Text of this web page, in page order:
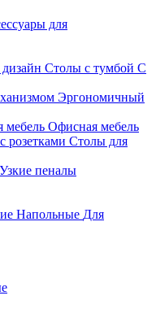
для
Столы с тумбой С
Эргономичный
мебель Офисная мебель
розетками Столы для
Узкие пеналы
Напольные Для